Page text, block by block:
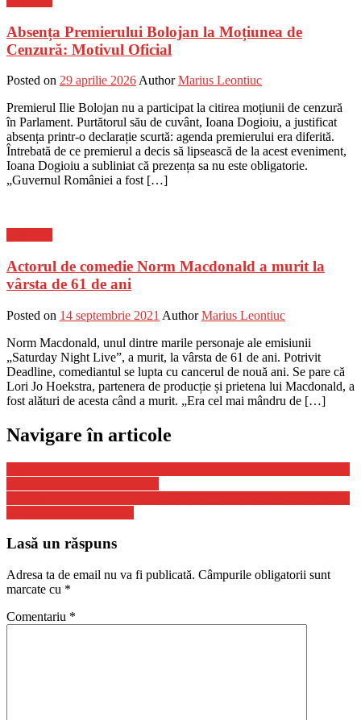
Absența Premierului Bolojan la Moțiunea de
Cenzură: Motivul Oficial
Posted on 29 aprilie 2026Author Marius Leontiuc
Premierul Ilie Bolojan nu a participat la citirea moțiunii de cenzură
în Parlament. Purtătorul său de cuvânt, Ioana Dogioiu, a justificat
absența printr-o declarație scurtă: agenda premierului era diferită.
Întrebată de ce premierul a decis să lipsească de la acest eveniment,
Ioana Dogioiu a subliniat că prezența sa nu este obligatorie.
„Guvernul României a fost […]
Actorul de comedie Norm Macdonald a murit la
vârsta de 61 de ani
Posted on 14 septembrie 2021 Author Marius Leontiuc
Norm Macdonald, unul dintre marile personaje ale emisiunii
„Saturday Night Live”, a murit, la vârsta de 61 de ani. Potrivit
Deadline, comediantul se lupta cu cancerul de nouă ani. Se pare că
Lori Jo Hoekstra, partenera de producție și prietena lui Macdonald, a
fost alături de acesta când a murit. „Era cel mai mândru de […]
Navigare în articole
Lasă un răspuns
Adresa ta de email nu va fi publicată. Câmpurile obligatorii sunt
marcate cu *
Comentariu *